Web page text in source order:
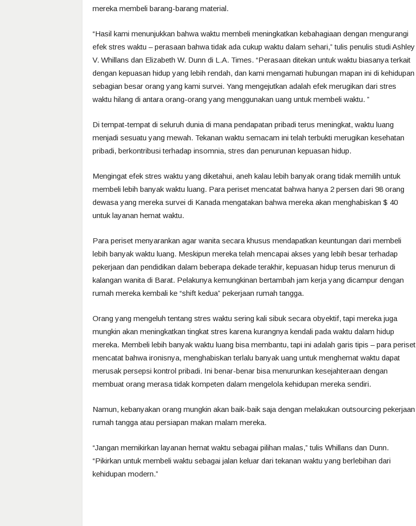
mereka membeli barang-barang material.
“Hasil kami menunjukkan bahwa waktu membeli meningkatkan kebahagiaan dengan mengurangi
efek stres waktu – perasaan bahwa tidak ada cukup waktu dalam sehari,” tulis penulis studi Ashley
V. Whillans dan Elizabeth W. Dunn di L.A. Times. “Perasaan ditekan untuk waktu biasanya terkait
dengan kepuasan hidup yang lebih rendah, dan kami mengamati hubungan mapan ini di kehidupan
sebagian besar orang yang kami survei. Yang mengejutkan adalah efek merugikan dari stres
waktu hilang di antara orang-orang yang menggunakan uang untuk membeli waktu. ”
Di tempat-tempat di seluruh dunia di mana pendapatan pribadi terus meningkat, waktu luang
menjadi sesuatu yang mewah. Tekanan waktu semacam ini telah terbukti merugikan kesehatan
pribadi, berkontribusi terhadap insomnia, stres dan penurunan kepuasan hidup.
Mengingat efek stres waktu yang diketahui, aneh kalau lebih banyak orang tidak memilih untuk
membeli lebih banyak waktu luang. Para periset mencatat bahwa hanya 2 persen dari 98 orang
dewasa yang mereka survei di Kanada mengatakan bahwa mereka akan menghabiskan $ 40
untuk layanan hemat waktu.
Para periset menyarankan agar wanita secara khusus mendapatkan keuntungan dari membeli
lebih banyak waktu luang. Meskipun mereka telah mencapai akses yang lebih besar terhadap
pekerjaan dan pendidikan dalam beberapa dekade terakhir, kepuasan hidup terus menurun di
kalangan wanita di Barat. Pelakunya kemungkinan bertambah jam kerja yang dicampur dengan
rumah mereka kembali ke “shift kedua” pekerjaan rumah tangga.
Orang yang mengeluh tentang stres waktu sering kali sibuk secara obyektif, tapi mereka juga
mungkin akan meningkatkan tingkat stres karena kurangnya kendali pada waktu dalam hidup
mereka. Membeli lebih banyak waktu luang bisa membantu, tapi ini adalah garis tipis – para periset
mencatat bahwa ironisnya, menghabiskan terlalu banyak uang untuk menghemat waktu dapat
merusak persepsi kontrol pribadi. Ini benar-benar bisa menurunkan kesejahteraan dengan
membuat orang merasa tidak kompeten dalam mengelola kehidupan mereka sendiri.
Namun, kebanyakan orang mungkin akan baik-baik saja dengan melakukan outsourcing pekerjaan
rumah tangga atau persiapan makan malam mereka.
“Jangan memikirkan layanan hemat waktu sebagai pilihan malas,” tulis Whillans dan Dunn.
“Pikirkan untuk membeli waktu sebagai jalan keluar dari tekanan waktu yang berlebihan dari
kehidupan modern.”